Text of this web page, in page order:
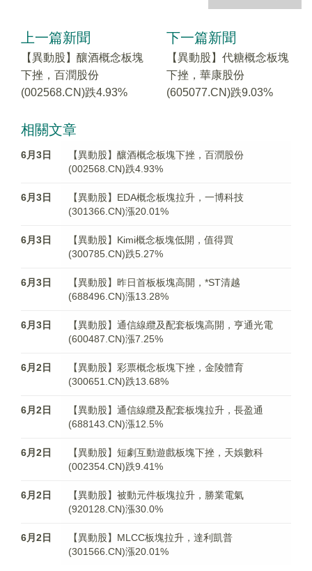
上一篇新聞
【異動股】釀酒概念板塊
下挫，百潤股份
(002568.CN)跌4.93%
下一篇新聞
【異動股】代糖概念板塊
下挫，華康股份
(605077.CN)跌9.03%
相關文章
6月3日
【異動股】釀酒概念板塊下挫，百潤股份
(002568.CN)跌4.93%
6月3日
【異動股】EDA概念板塊拉升，一博科技
(301366.CN)漲20.01%
6月3日
【異動股】Kimi概念板塊低開，值得買
(300785.CN)跌5.27%
6月3日
【異動股】昨日首板板塊高開，*ST清越
(688496.CN)漲13.28%
6月3日
【異動股】通信線纜及配套板塊高開，亨通光電
(600487.CN)漲7.25%
6月2日
【異動股】彩票概念板塊下挫，金陵體育
(300651.CN)跌13.68%
6月2日
【異動股】通信線纜及配套板塊拉升，長盈通
(688143.CN)漲12.5%
6月2日
【異動股】短劇互動遊戲板塊下挫，天娛數科
(002354.CN)跌9.41%
6月2日
【異動股】被動元件板塊拉升，勝業電氣
(920128.CN)漲30.0%
6月2日
【異動股】MLCC板塊拉升，達利凱普
(301566.CN)漲20.01%